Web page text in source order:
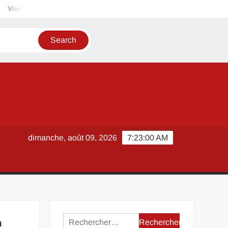
Vivre autrement : peut-on installer un mobil home sur un terrain
7:23:00 AM
dimanche, août 09, 2026
Rechercher :